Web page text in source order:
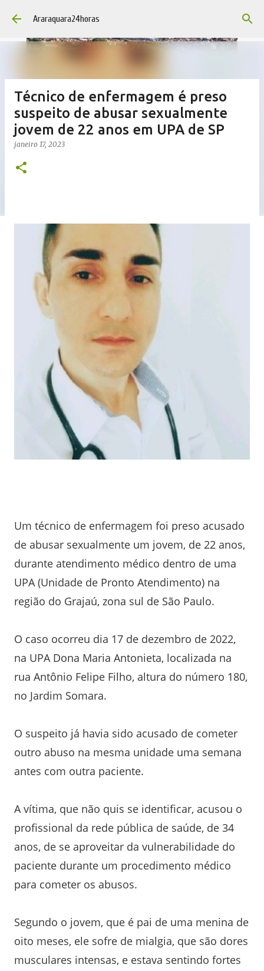
Pular para o conteúdo principal
Araraquara24horas
Técnico de enfermagem é preso
suspeito de abusar sexualmente
jovem de 22 anos em UPA de SP
janeiro 17, 2023
Um técnico de enfermagem foi preso acusado
de abusar sexualmente um jovem, de 22 anos,
durante atendimento médico dentro de uma
UPA (Unidade de Pronto Atendimento) na
região do Grajaú, zona sul de São Paulo.
O caso ocorreu dia 17 de dezembro de 2022,
na UPA Dona Maria Antonieta, localizada na
rua Antônio Felipe Filho, altura do número 180,
no Jardim Somara.
O suspeito já havia sido acusado de cometer
outro abuso na mesma unidade uma semana
antes com outra paciente.
A vítima, que não quis se identificar, acusou o
profissional da rede pública de saúde, de 34
anos, de se aproveitar da vulnerabilidade do
paciente durante um procedimento médico
para cometer os abusos.
Segundo o jovem, que é pai de uma menina de
oito meses, ele sofre de mialgia, que são dores
musculares intensas, e estava sentindo fortes